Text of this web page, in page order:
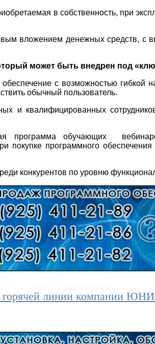
в собственность, при
вложением денежных средств, с
может быть внедрен под
с возможностью гибкой
обычный пользователь.
и квалифицированных
программа обучающих
покупке программного
конкурентов по уровню
линии компании